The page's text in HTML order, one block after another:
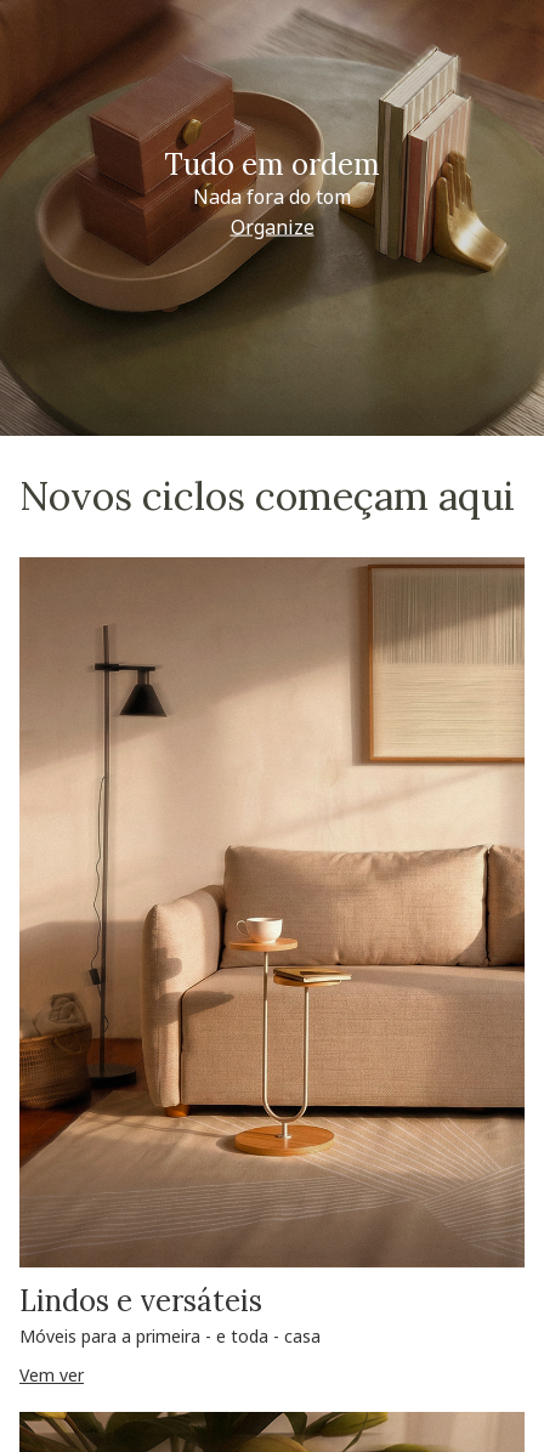
Tudo em ordem
Nada fora do tom
Organize
Novos ciclos começam aqui
Lindos e versáteis
Móveis para a primeira - e toda - casa
Vem ver